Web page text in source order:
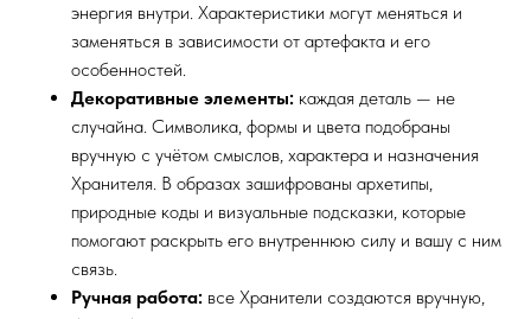
энергия внутри. Характеристики могут меняться и
заменяться в зависимости от артефакта и его
особенностей.
Декоративные элементы: каждая деталь — не
случайна. Символика, формы и цвета подобраны
вручную с учётом смыслов, характера и назначения
Хранителя. В образах зашифрованы архетипы,
природные коды и визуальные подсказки, которые
помогают раскрыть его внутреннюю силу и вашу с ним
связь.
Ручная работа: все Хранители создаются вручную,